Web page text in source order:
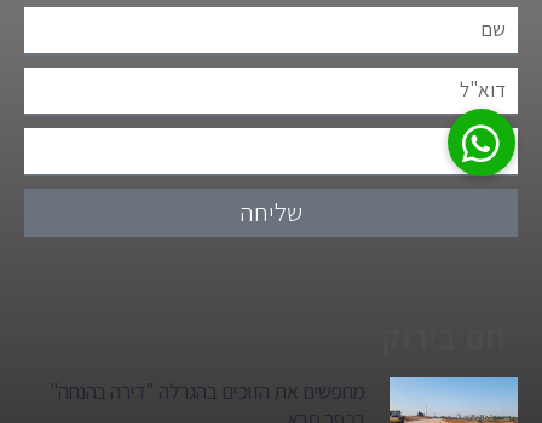
שליחה
מחפשים את הזוכים בהגרלה "דירה בהנחה"